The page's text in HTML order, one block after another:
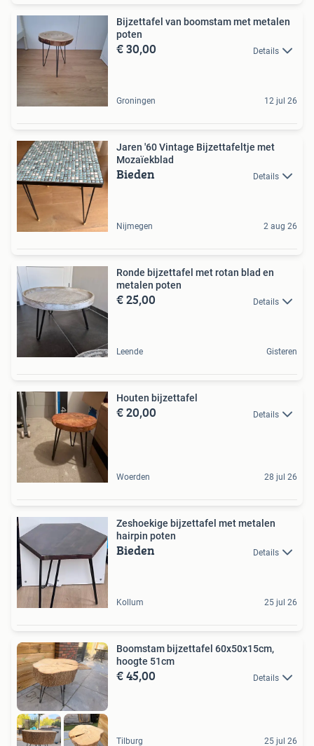
Bijzettafel van boomstam met metalen
poten
€ 30,00 Details
Groningen 12 jul 26
Jaren '60 Vintage Bijzettafeltje met
Mozaïekblad
Bieden Details
Nijmegen 2 aug 26
Ronde bijzettafel met rotan blad en
metalen poten
€ 25,00 Details
Leende Gisteren
Houten bijzettafel
€ 20,00 Details
Woerden 28 jul 26
Zeshoekige bijzettafel met metalen
hairpin poten
Bieden Details
Kollum 25 jul 26
Boomstam bijzettafel 60x50x15cm,
hoogte 51cm
€ 45,00 Details
Tilburg 25 jul 26